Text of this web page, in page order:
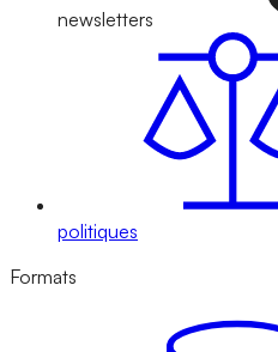
newsletters
politiques
Formats